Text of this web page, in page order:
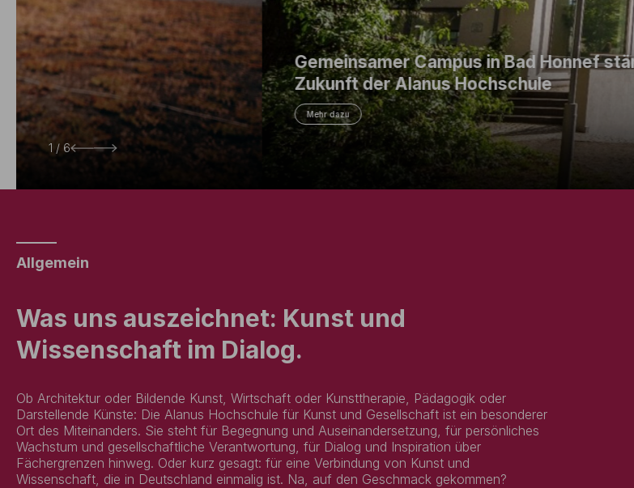
Gemeinsamer Campus in Bad Honnef stärkt die
Zukunft der Alanus Hochschule
Mehr dazu
2 / 6
Allgemein
Was uns auszeichnet: Kunst und
Wissenschaft im Dialog.
Ob Architektur oder Bildende Kunst, Wirtschaft oder Kunsttherapie, Pädagogik oder
Darstellende Künste: Die Alanus Hochschule für Kunst und Gesellschaft ist ein besonderer
Ort des Miteinanders. Sie steht für Begegnung und Auseinandersetzung, für persönliches
Wachstum und gesellschaftliche Verantwortung, für Dialog und Inspiration über
Fächergrenzen hinweg. Oder kurz gesagt: für eine Verbindung von Kunst und
Wissenschaft, die in Deutschland einmalig ist. Na, auf den Geschmack gekommen?